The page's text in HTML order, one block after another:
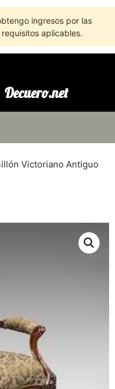
ingresos por las
aplicables.
Decuero.net
Victoriano Antiguo